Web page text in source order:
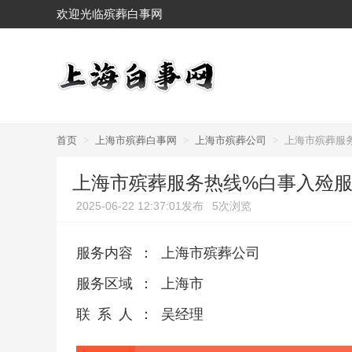
欢迎光临殡葬白事网
首页 > 上海市殡葬白事网 > 上海市殡葬公司 > 上海市殡葬
上海市殡葬服务热线%白事入殓
2025-06-22 12:37:01发布 5次浏览
服务内容 ：
上海市殡葬公司
服务区域
：
上海市
联系人
： 吴经理